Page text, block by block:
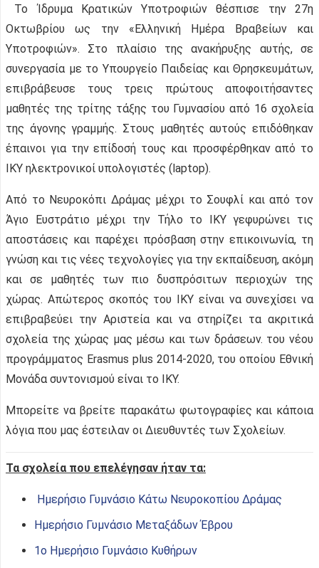
Το Ίδρυμα Κρατικών Υποτροφιών θέσπισε την 27η
Οκτωβρίου ως την «Ελληνική Ημέρα Βραβείων και
Υποτροφιών». Στο πλαίσιο της ανακήρυξης αυτής, σε
συνεργασία με το Υπουργείο Παιδείας και Θρησκευμάτων,
επιβράβευσε τους τρεις πρώτους αποφοιτήσαντες
μαθητές της τρίτης τάξης του Γυμνασίου από 16 σχολεία
της άγονης γραμμής. Στους μαθητές αυτούς επιδόθηκαν
έπαινοι για την επίδοσή τους και προσφέρθηκαν από το
ΙΚΥ ηλεκτρονικοί υπολογιστές (laptop).
Από το Νευροκόπι Δράμας μέχρι το Σουφλί και από τον
Άγιο Ευστράτιο μέχρι την Τήλο το ΙΚΥ γεφυρώνει τις
αποστάσεις και παρέχει πρόσβαση στην επικοινωνία, τη
γνώση και τις νέες τεχνολογίες για την εκπαίδευση, ακόμη
και σε μαθητές των πιο δυσπρόσιτων περιοχών της
χώρας. Απώτερος σκοπός του ΙΚΥ είναι να συνεχίσει να
επιβραβεύει την Αριστεία και να στηρίζει τα ακριτικά
σχολεία της χώρας μας μέσω και των δράσεων. του νέου
προγράμματος Erasmus plus 2014-2020, του οποίου Εθνική
Μονάδα συντονισμού είναι το ΙΚΥ.
Μπορείτε να βρείτε παρακάτω φωτογραφίες και κάποια
λόγια που μας έστειλαν οι Διευθυντές των Σχολείων.
Τα σχολεία που επελέγησαν ήταν τα:
Ημερήσιο Γυμνάσιο Κάτω Νευροκοπίου Δράμας
Ημερήσιο Γυμνάσιο Μεταξάδων Έβρου
1ο Ημερήσιο Γυμνάσιο Κυθήρων